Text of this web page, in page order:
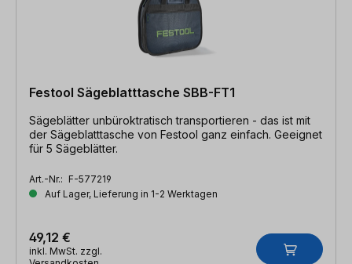
Festool Sägeblatttasche SBB-FT1
Sägeblätter unbüroktratisch transportieren - das ist mit
der Sägeblatttasche von Festool ganz einfach. Geeignet
für 5 Sägeblätter.
Art.-Nr.: F-577219
Auf Lager, Lieferung in 1-2 Werktagen
49,12 €
inkl. MwSt. zzgl.